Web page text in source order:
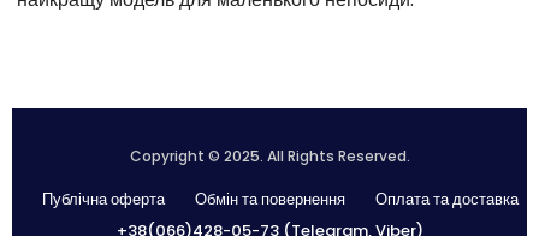
Copyright © 2025. All Rights Reserved.
Публічна оферта Обмін та повернення
Оплата та доставка
+38(066)428-05-73 (Telegram, Viber)